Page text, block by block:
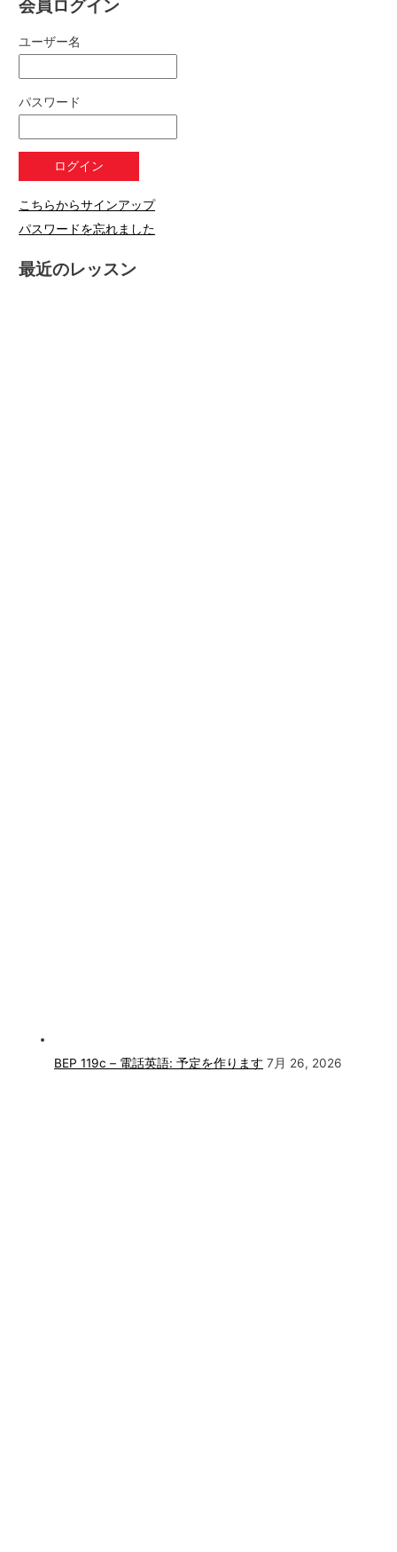
会員ログイン
ユーザー名
パスワード
こちらからサインアップ
パスワードを忘れました
最近のレッスン
BEP 119c – 電話英語: 予定を作ります 7月 26, 2026